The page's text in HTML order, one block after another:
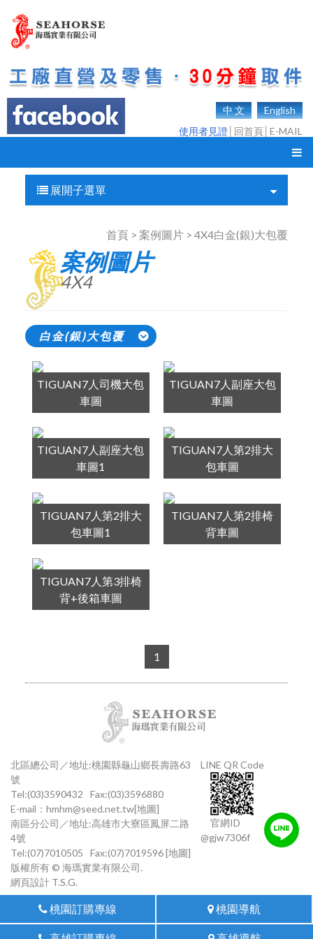
中 文
English
使用者見證 回首頁 E-MAIL
展開子選單
首頁 > 案例圖片 > 4X4白金(銀)大包覆
案例圖片
4X4
白金(銀)大包覆
TIGUAN7人司機大包
車圖
TIGUAN7人副座大包
車圖
TIGUAN7人副座大包
車圖1
TIGUAN7人第2排大
包車圖
TIGUAN7人第2排大
包車圖1
TIGUAN7人第2排椅
背車圖
TIGUAN7人第3排椅
背+後箱車圖
1
北區總公司／地址:桃園縣龜山鄉長壽路63
號
Tel:(03)3590432
Fax:(03)3596880
E-mail： hmhm@seed.net.tw[地圖]
南區分公司／地址:高雄市大寮區鳳屏二路
4號
Tel:(07)7010505
Fax:(07)7019596[地圖]
版權所有 © 海瑪實業有限公司.
網頁設計 T.S.G.
LINE QR Code
官網ID
@gjw7306f
桃園訂購專線 桃園導航